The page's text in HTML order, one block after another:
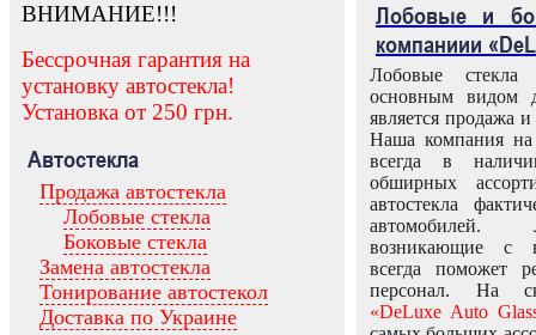
ВНИМАНИЕ!!!
Бессрочная гарантия на
установку автостекла!
Установка от 250 грн.
Автостекла
Продажа автостекла
Лобовые стекла
Боковые стекла
Замена автостекла
Тонирование автостекол
Доставка по Украине
Лобовые и
компаниии
Лобовые
основным видом
является продажа и
Наша компания на
всегда в
обширных
автостекла
возникающие с
всегда поможет
персонал. На
«DeLuxe Auto